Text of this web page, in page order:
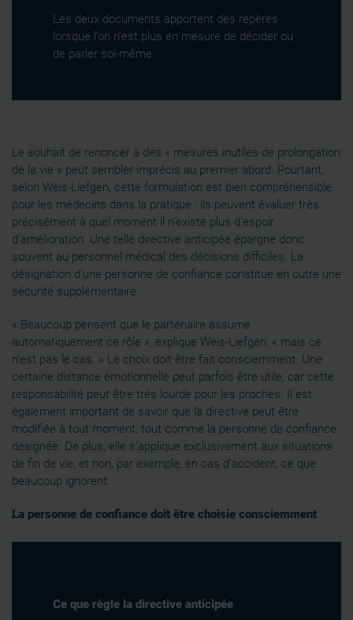
Les deux documents apportent des repères
lorsque l’on n’est plus en mesure de décider ou
de parler soi-même.
Le souhait de renoncer à des « mesures inutiles de prolongation
de la vie » peut sembler imprécis au premier abord. Pourtant,
selon Weis-Liefgen, cette formulation est bien compréhensible
pour les médecins dans la pratique : ils peuvent évaluer très
précisément à quel moment il n’existe plus d’espoir
d’amélioration. Une telle directive anticipée épargne donc
souvent au personnel médical des décisions difficiles. La
désignation d’une personne de confiance constitue en outre une
sécurité supplémentaire.
« Beaucoup pensent que le partenaire assume
automatiquement ce rôle », explique Weis-Liefgen, « mais ce
n’est pas le cas. » Le choix doit être fait consciemment. Une
certaine distance émotionnelle peut parfois être utile, car cette
responsabilité peut être très lourde pour les proches. Il est
également important de savoir que la directive peut être
modifiée à tout moment, tout comme la personne de confiance
désignée. De plus, elle s’applique exclusivement aux situations
de fin de vie, et non, par exemple, en cas d’accident, ce que
beaucoup ignorent.
La personne de confiance doit être choisie consciemment
Ce que règle la directive anticipée